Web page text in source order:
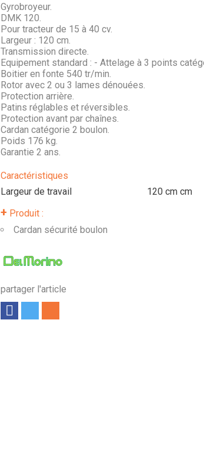
+ Produit :
Cardan sécurité boulon
Caractéristiques
Largeur de travail
120 cmcm
partager l'article
Gyrobroyeur.
DMK 120.
Pour tracteur de 15 à 40 cv.
Largeur : 120 cm.
Transmission directe.
Equipement standard : - Attelage à 3 points
Boitier en fonte 540 tr/min.
Rotor avec 2 ou 3 lames dénouées.
Protection arrière.
Patins réglables et réversibles.
Protection avant par chaînes.
Cardan catégorie 2 boulon.
Poids 176 kg.
Garantie 2 ans.